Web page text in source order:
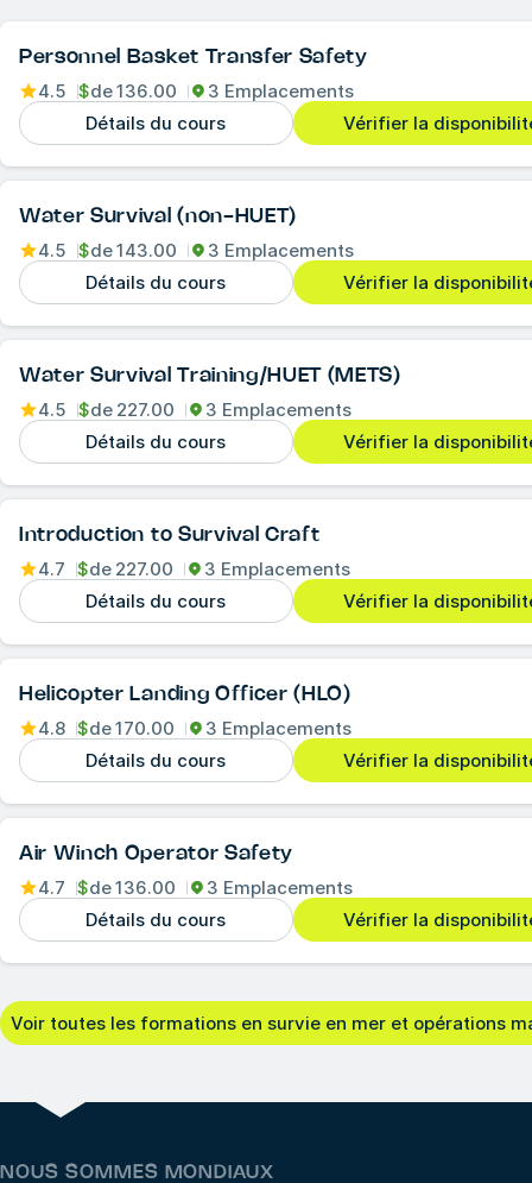
Personnel Basket Transfer Safety
4.5 $de136.00
3 Emplacements
Détails du cours
Vérifier la
Water Survival (non-HUET)
4.5 $de143.00
3 Emplacements
Détails du cours
Vérifier la
Water Survival Training/HUET (METS)
4.5 $de 227.00
3 Emplacements
Détails du cours
Vérifier la
Introduction to Survival Craft
4.7 $de 227.00
3 Emplacements
Détails du cours
Vérifier la
Helicopter Landing Officer (HLO)
4.8 $de170.00
3 Emplacements
Détails du cours
Vérifier la
Air Winch Operator Safety
4.7 $de136.00
3 Emplacements
Détails du cours
Vérifier la
Voir toutes les formations en survie en mer et opérations
NOUS SOMMES MONDIAUX